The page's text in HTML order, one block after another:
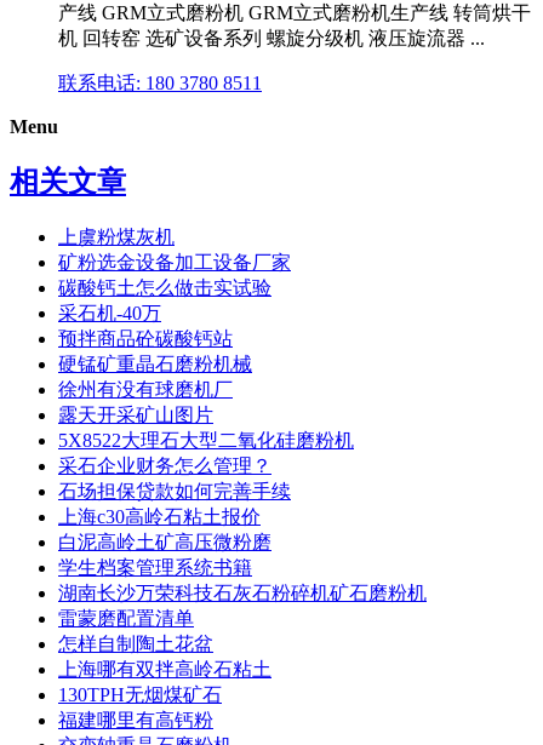
产线 GRM立式磨粉机 GRM立式磨粉机生产线 转筒烘干
机 回转窑 选矿设备系列 螺旋分级机 液压旋流器 ...
联系电话: 180 3780 8511
Menu
相关文章
上虞粉煤灰机
矿粉选金设备加工设备厂家
碳酸钙土怎么做击实试验
采石机-40万
预拌商品砼碳酸钙站
硬锰矿重晶石磨粉机械
徐州有没有球磨机厂
露天开采矿山图片
5X8522大理石大型二氧化硅磨粉机
采石企业财务怎么管理？
石场担保贷款如何完善手续
上海c30高岭石粘土报价
白泥高岭土矿高压微粉磨
学生档案管理系统书籍
湖南长沙万荣科技石灰石粉碎机矿石磨粉机
雷蒙磨配置清单
怎样自制陶土花盆
上海哪有双拌高岭石粘土
130TPH无烟煤矿石
福建哪里有高钙粉